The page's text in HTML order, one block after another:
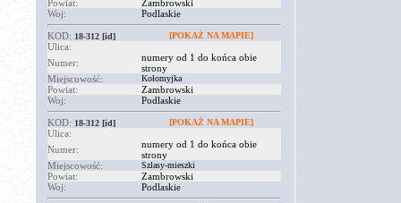
Powiat:
Zambrowski
Woj:
Podlaskie
KOD: 18-312 [id] [POKAŻ NA MAPIE]
Ulica:
Numer:
numery od 1 do końca obie
strony
Miejscowość:
Kołomyjka
Powiat:
Zambrowski
Woj:
Podlaskie
KOD: 18-312 [id] [POKAŻ NA MAPIE]
Ulica:
Numer:
numery od 1 do końca obie
strony
Miejscowość:
Szlasy-mieszki
Powiat:
Zambrowski
Woj:
Podlaskie